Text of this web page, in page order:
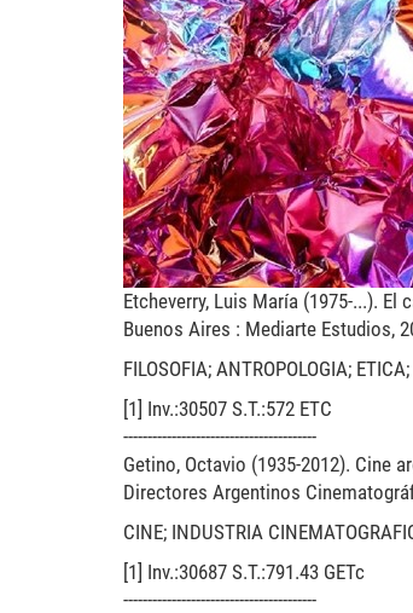
caloidoscopio.jpg
Etcheverry, Luis María (1975-...).
Buenos Aires : Mediarte Estudios,
FILOSOFIA; ANTROPOLOGIA;
[1] Inv.:30507 S.T.:572 ETC
----------------------------------------
Getino, Octavio (1935-2012). Cine
Directores Argentinos
CINE; INDUSTRIA
[1] Inv.:30687 S.T.:791.43 GETc
----------------------------------------